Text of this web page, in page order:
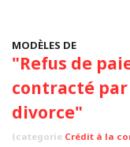
MODÈLES DE
"Refus de
contracté
divorce"
(categorie Crédit à la